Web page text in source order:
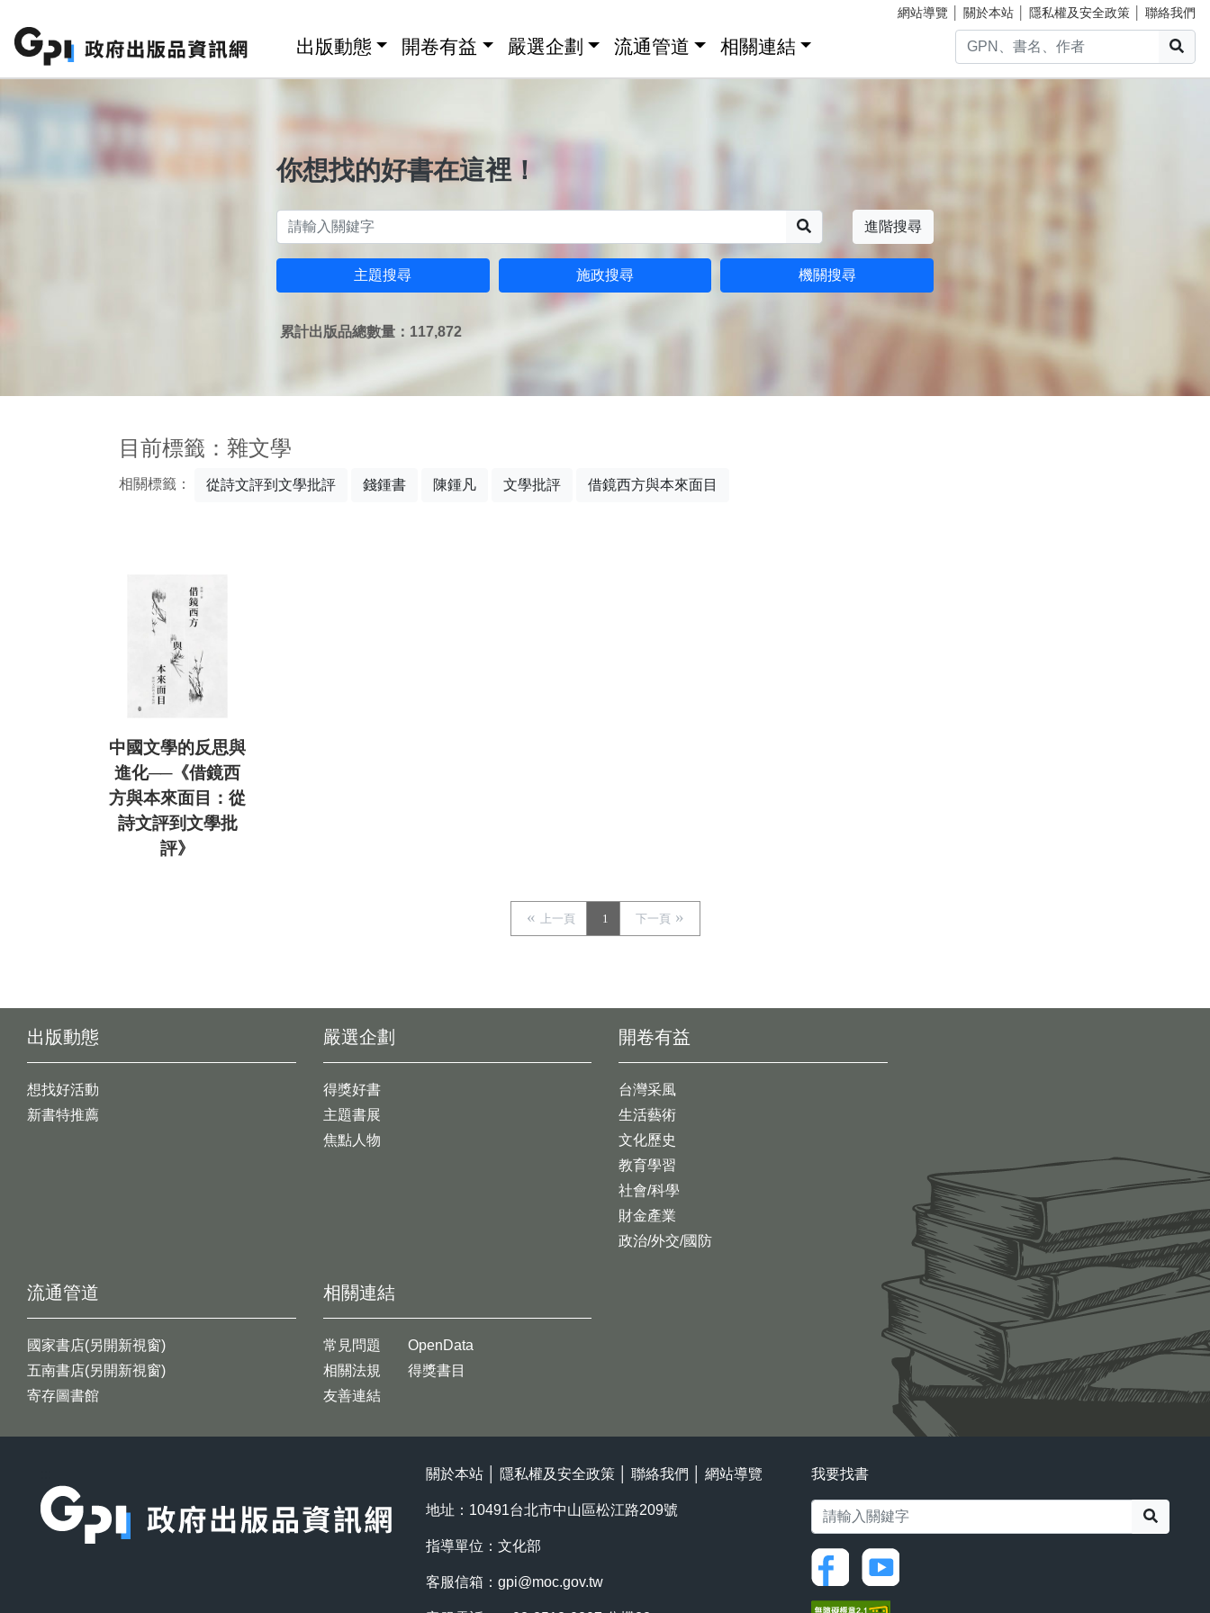
網站導覽 關於本站 隱私權及安全政策 聯絡我們
出版動態 開卷有益 嚴選企劃 流通管道 相關連結
你想找的好書在這裡！
進階搜尋
主題搜尋 施政搜尋 機關搜尋
累計出版品總數量：117,872
目前標籤：雜文學
相關標籤： 從詩文評到文學批評 錢鍾書 陳鍾凡 文學批評 借鏡西方與本來面目
中國文學的反思與
進化──《借鏡西
方與本來面目：從
詩文評到文學批
評》
上一頁 1 下一頁
出版動態
想找好活動
新書特推薦
開卷有益
台灣采風
生活藝術
文化歷史
教育學習
社會/科學
財金產業
政治/外交/國防
嚴選企劃
得獎好書
主題書展
焦點人物
流通管道
國家書店(另開新視窗)
五南書店(另開新視窗)
寄存圖書館
相關連結
常見問題
相關法規
友善連結
OpenData
得獎書目
關於本站 隱私權及安全政策 聯絡我們 網站導覽
地址：10491台北市中山區松江路209號
指導單位：文化部
客服信箱： gpi@moc.gov.tw
我要找書